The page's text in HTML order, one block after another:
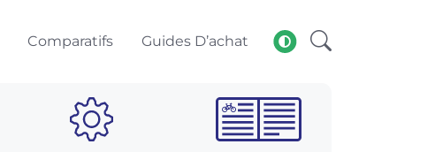
Comparatifs Guides D’achat